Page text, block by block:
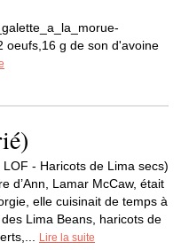
oeufs,16 g de son d'avoine
LOF - Haricots de Lima secs)
d’Ann, Lamar McCaw, était
elle cuisinait de temps à
Lima Beans, haricots de
Lire la suite